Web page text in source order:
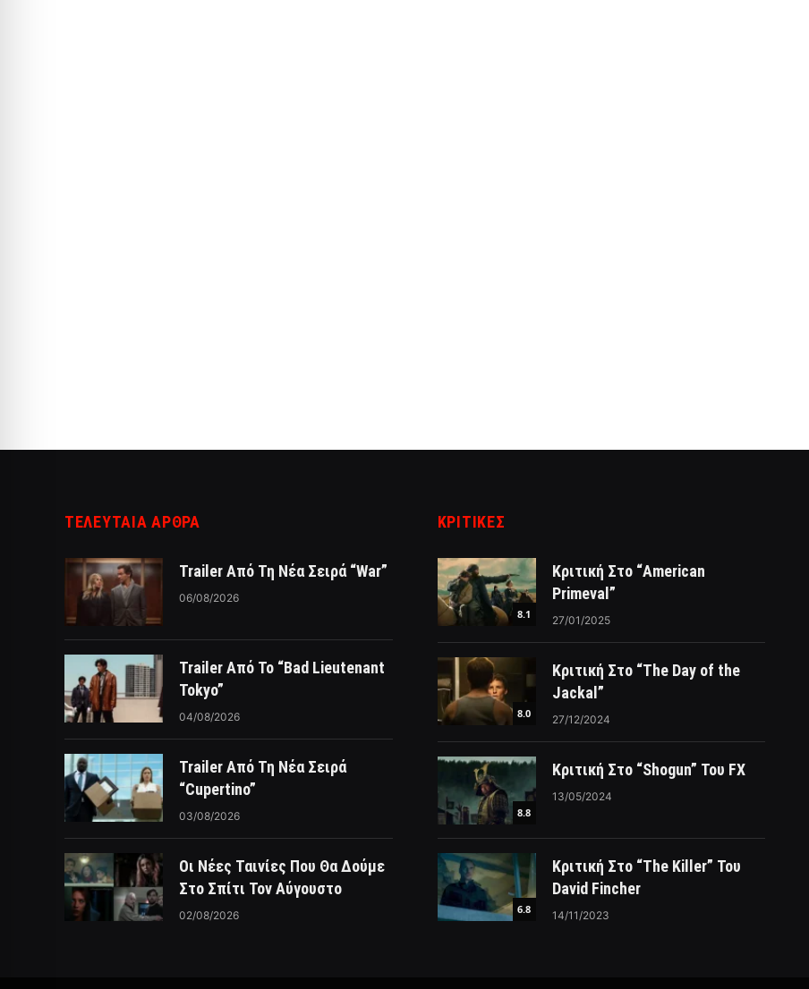
ΤΕΛΕΥΤΑΙΑ ΑΡΘΡΑ
Trailer Από Τη Νέα Σειρά “War”
06/08/2026
Trailer Από Το “Bad Lieutenant
Tokyo”
04/08/2026
Trailer Από Τη Νέα Σειρά
“Cupertino”
03/08/2026
Οι Νέες Ταινίες Που Θα Δούμε
Στο Σπίτι Τον Αύγουστο
02/08/2026
ΚΡΙΤΙΚΈΣ
8.1
Κριτική Στο “American
Primeval”
27/01/2025
8.0
Κριτική Στο “The Day of the
Jackal”
27/12/2024
8.8
Κριτική Στο “Shogun” Του FX
13/05/2024
6.8
Κριτική Στο “The Killer” Του
David Fincher
14/11/2023